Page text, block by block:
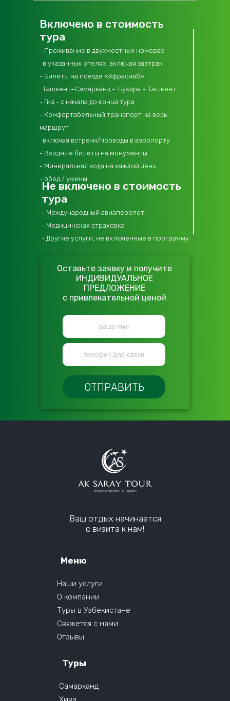
Ваш отдых начинается
с визита к нам!
Наши услуги
О компании
Туры в Узбекистане
Свяжется с нами
Отзывы
Меню
Туры
Самарканд
Включено в стоимость
тура
- Проживание в двухместных номерах
в указанных отелях, включая завтрак
- Билеты на поезде «Афрасиаб»
Ташкент–Самарканд - Бухара – Ташкент
- Гид - с начала до конца тура
- Комфортабельный транспорт на весь
маршрут
включая встречи/проводы в аэропорту
- Входные билеты на монументы
- Минеральная вода на каждый день
- обед / ужины
Не включено в стоимость
тура
- Международный авиаперелет
- Медицинская страховка
- Другие услуги, не включенные в программу
Оставьте заявку и получите
ИНДИВИДУАЛЬНОЕ
ПРЕДЛОЖЕНИЕ
с привлекательной ценой